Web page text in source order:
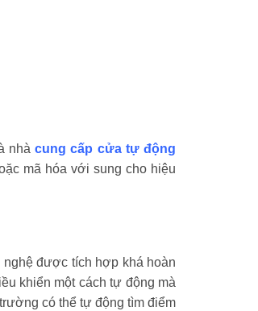
nhàcung cấp cửa tự động
mã hóa với sung cho hiệu
được tích hợp khá hoàn
khiển một cách tự động mà
có thể tự động tìm điểm